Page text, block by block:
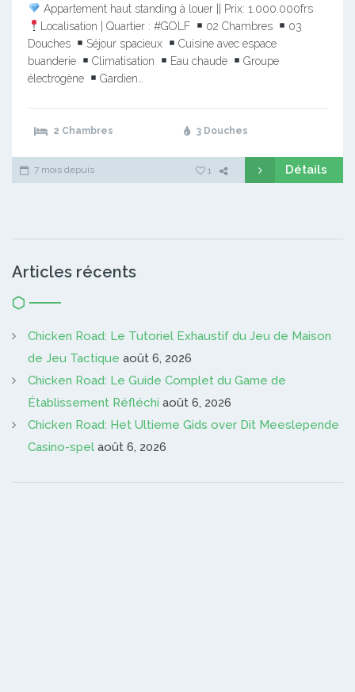
Appartement haut standing à louer || Prix: 1.000.000frs
Localisation | Quartier : #GOLF
02 Chambres
03
Douches
Séjour spacieux
Cuisine avec espace
buanderie
Climatisation Eau chaude
Groupe
électrogène
Gardien…
2 Chambres 3 Douches
7 mois depuis 1 Détails
Articles récents
Chicken Road: Le Tutoriel Exhaustif du Jeu de Maison
de Jeu Tactique août 6, 2026
Chicken Road: Le Guide Complet du Game de
Établissement Réfléchi août 6, 2026
Chicken Road: Het Ultieme Gids over Dit Meeslepende
Casino-spel août 6, 2026